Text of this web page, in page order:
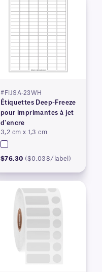
#FIJSA-23WH
Étiquettes Deep-Freeze
pour imprimantes à jet
d'encre
3,2 cm x 1,3 cm
$76.30 ($0.038/label)